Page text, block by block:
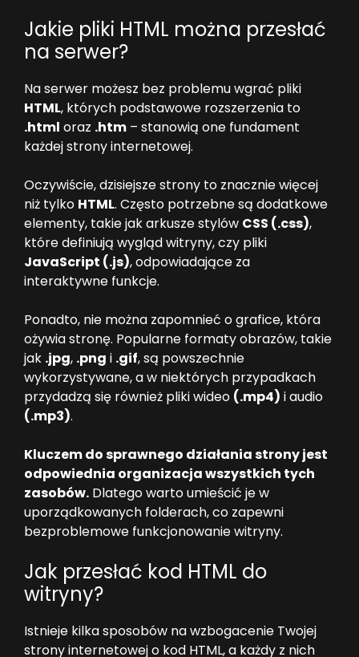
Jakie pliki HTML można przesłać
na serwer?
Na serwer możesz bez problemu wgrać pliki
HTML, których podstawowe rozszerzenia to
.html oraz .htm – stanowią one fundament
każdej strony internetowej.
Oczywiście, dzisiejsze strony to znacznie więcej
niż tylko HTML. Często potrzebne są dodatkowe
elementy, takie jak arkusze stylów CSS (.css),
które definiują wygląd witryny, czy pliki
JavaScript (.js), odpowiadające za
interaktywne funkcje.
Ponadto, nie można zapomnieć o grafice, która
ożywia stronę. Popularne formaty obrazów, takie
jak .jpg, .png i .gif, są powszechnie
wykorzystywane, a w niektórych przypadkach
przydadzą się również pliki wideo (.mp4) i audio
(.mp3).
Kluczem do sprawnego działania strony jest
odpowiednia organizacja wszystkich tych
zasobów. Dlatego warto umieścić je w
uporządkowanych folderach, co zapewni
bezproblemowe funkcjonowanie witryny.
Jak przesłać kod HTML do
witryny?
Istnieje kilka sposobów na wzbogacenie Twojej
strony internetowej o kod HTML, a każdy z nich